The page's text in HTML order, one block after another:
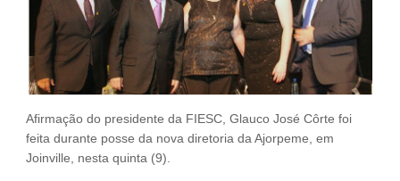
VAGAS
Afirmação do presidente da FIESC, Glauco José Côrte foi
feita durante posse da nova diretoria da Ajorpeme, em
Joinville, nesta quinta (9).